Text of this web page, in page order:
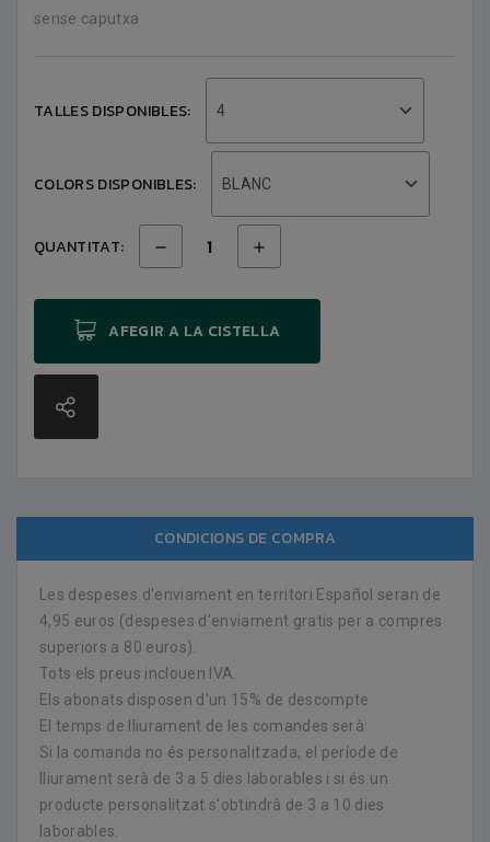
sense caputxa
TALLES DISPONIBLES: 4
COLORS DISPONIBLES: BLANC
QUANTITAT:
AFEGIR A LA CISTELLA
CONDICIONS DE COMPRA
Les despeses d'enviament en territori Español seran de
4,95 euros (despeses d'enviament gratis per a compres
superiors a 80 euros).
Tots els preus inclouen IVA.
Els abonats disposen d'un 15% de descompte
El temps de lliurament de les comandes serà:
Si la comanda no és personalitzada, el període de
lliurament serà de 3 a 5 dies laborables i si és un
producte personalitzat s'obtindrà de 3 a 10 dies
laborables.